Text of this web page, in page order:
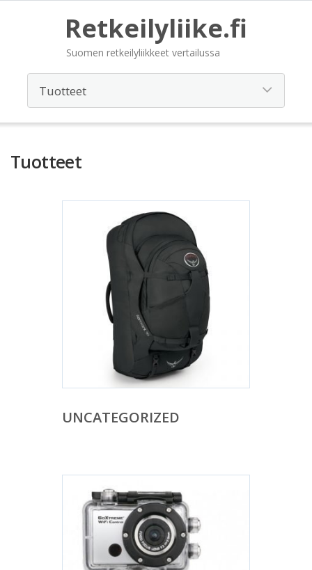
Retkeilyliike.fi
Suomen retkeilyliikkeet vertailussa
Tuotteet
UNCATEGORIZED